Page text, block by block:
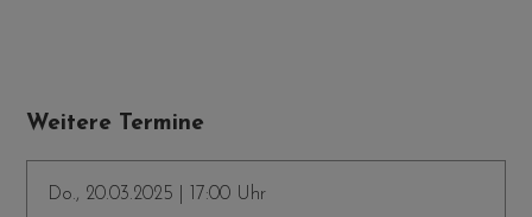
Weitere Termine
Do., 20.03.2025 | 17:00 Uhr